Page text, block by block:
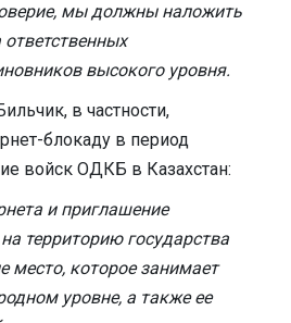
мы должны наложить
высокого уровня.
в частности,
блокаду в период
войск ОДКБ в Казахстан:
и приглашение
территорию государства
место, которое занимает
уровне, а также ее